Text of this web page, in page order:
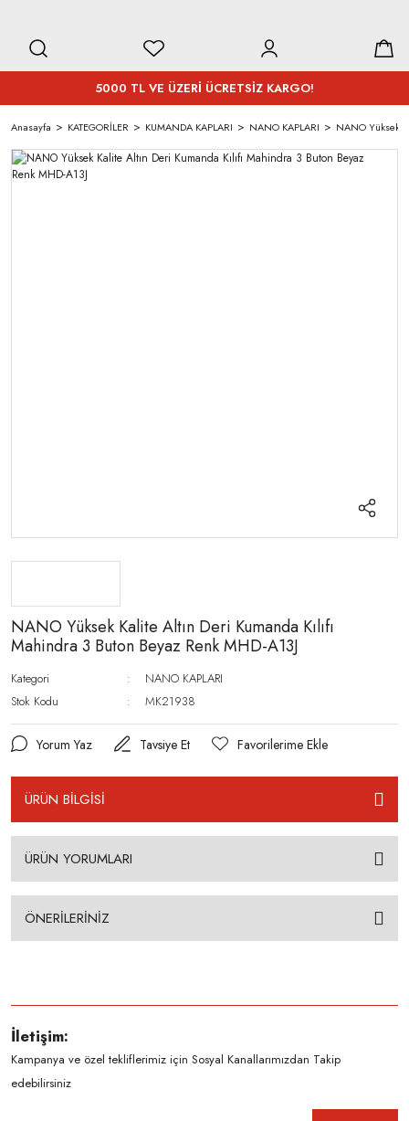
5000 TL VE ÜZERİ ÜCRETSİZ KARGO!
Anasayfa KATEGORİLER KUMANDA KAPLARI NANO KAPLARI NANO Yüksek
NANO Yüksek Kalite Altın Deri Kumanda Kılıfı
Mahindra 3 Buton Beyaz Renk MHD-A13J
Kategori
NANO KAPLARI
Stok Kodu
MK21938
Yorum Yaz Tavsiye Et
ÜRÜN BİLGİSİ
ÜRÜN YORUMLARI
ÖNERİLERİNİZ
İletişim:
Kampanya ve özel tekliflerimiz için Sosyal Kanallarımızdan Takip
edebilirsiniz